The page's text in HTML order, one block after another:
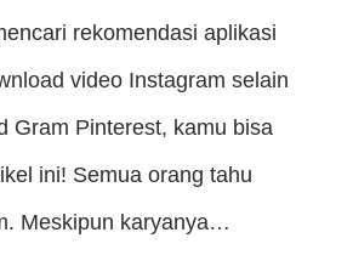
rekomendasi aplikasi
video Instagram selain
Gram Pinterest, kamu bisa
ini! Semua orang tahu
Meskipun karyanya…